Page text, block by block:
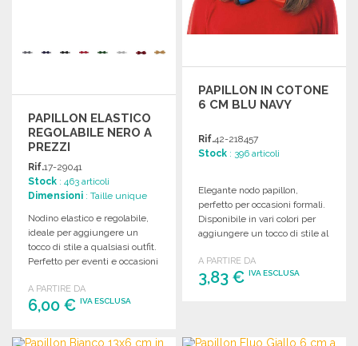
PAPILLON ELASTICO
REGOLABILE NERO A
PREZZI
ALL'INGROSSO
Rif.17-29041
Stock : 463 articoli
Dimensioni : Taille unique
Nodino elastico e regolabile,
ideale per aggiungere un
tocco di stile a qualsiasi outfit.
Perfetto per eventi e occasioni
A PARTIRE DA
6,00 € IVA ESCLUSA
ORDINARE
PAPILLON IN COTONE
6 CM BLU NAVY
Rif.42-218457
Stock : 396 articoli
Elegante nodo papillon,
perfetto per occasioni formali.
Disponibile in vari colori per
aggiungere un tocco di stile al
A PARTIRE DA
3,83 €IVA ESCLUSA
Richiedi un preventivo